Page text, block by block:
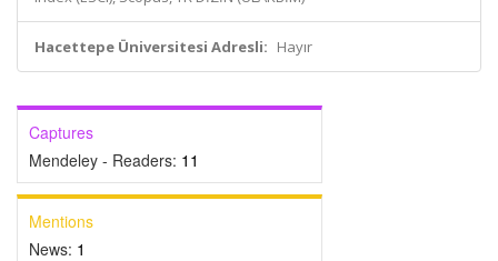
Hacettepe Üniversitesi Adresli: Hayır
Captures
Mendeley - Readers: 11
Mentions
News: 1